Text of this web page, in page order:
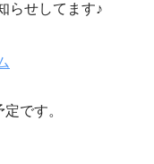
らせしてます♪
です。